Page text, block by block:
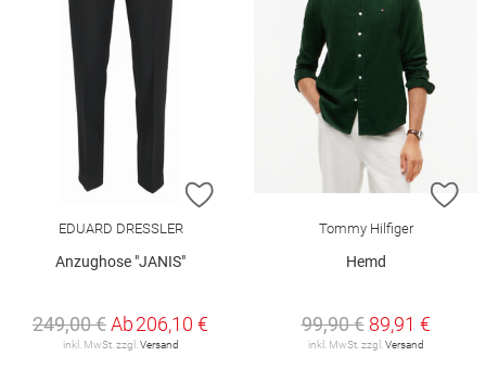
ZUR WUNSCHLISTE HINZUFÜGEN
EDUARD DRESSLER
Anzughose "JANIS"
249,00 €Ab206,10 €
inkl. MwSt. zzgl. Versand
Tommy Hilfiger
Hemd
99,90 € 89,91 €
inkl. MwSt. zzgl. Versand